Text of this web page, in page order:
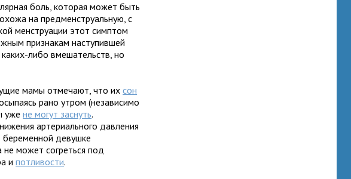
боль, которая может быть
на предменструальную, с
менструации этот симптом
признакам наступившей
либо вмешательств, но
мамы отмечают, что ихсон
рано утром (независимо
ужене могут заснуть.
артериального давления
девушке
может согреться под
ипотливости.